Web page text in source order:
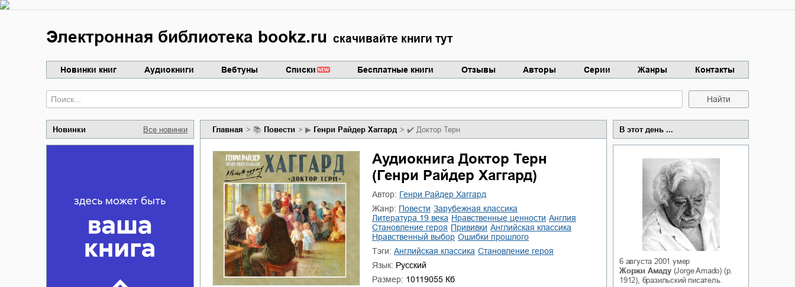
Электронная библиотека bookz.ru скачивайте книги тут
Новинки книг Аудиокниги Вебтуны Списки Бесплатные книги Отзывы Авторы Серии Жанры Контакты
Найти
Новинки Все новинки
Забытая земля Новоросии:
о судьбе Кировоградской
Забытая земля Новоросии:
о судьбе Кировоградской
Белая ворона на факультете
Теней
Главная 📚 повести ▶ Генри Райдер Хаггард ✔️ Доктор Терн
Аудиокнига Доктор Терн
(Генри Райдер Хаггард)
Автор:
Генри Райдер Хаггард
Жанр:
повести
зарубежная классика
литература 19 века
нравственные ценности
Англия
становление героя
прививки
английская классика
нравственный выбор
ошибки прошлого
Тэги:
английская классика
становление героя
Язык: Русский
Размер: 10119055 Кб
В этот день ...
6 августа 2001 умер
Жоржи Амаду(Jorge Amado) (р.
1912), бразильский писатель.